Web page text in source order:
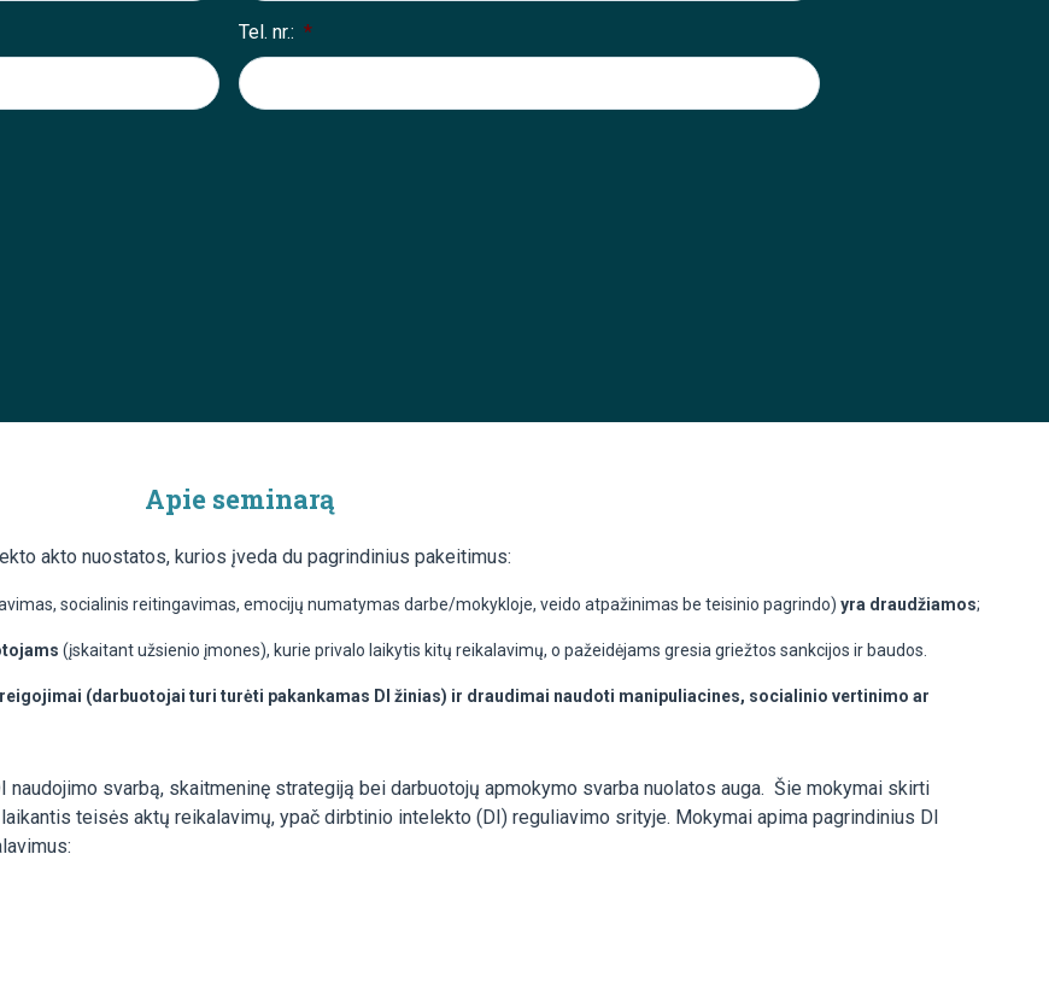
Tel. nr.: *
Apie seminarą
akto nuostatos, kurios įveda du pagrindinius pakeitimus:
socialinis reitingavimas, emocijų numatymas darbe/mokykloje, veido atpažinimas be teisinio pagrindo) yra draudžiamos;
(įskaitant užsienio įmones), kurie privalo laikytis kitų reikalavimų, o pažeidėjams gresia griežtos sankcijos ir baudos.
(darbuotojai turi turėti pakankamas DI žinias) ir draudimai naudoti manipuliacines, socialinio vertinimo ar
svarbą, skaitmeninę strategiją bei darbuotojų apmokymo svarba nuolatos auga. Šie mokymai skirti
teisės aktų reikalavimų, ypač dirbtinio intelekto (DI) reguliavimo srityje. Mokymai apima pagrindinius DI